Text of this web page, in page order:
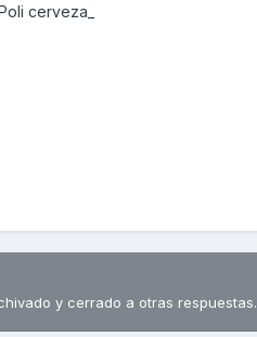
cerveza_
y cerrado a otras respuestas.